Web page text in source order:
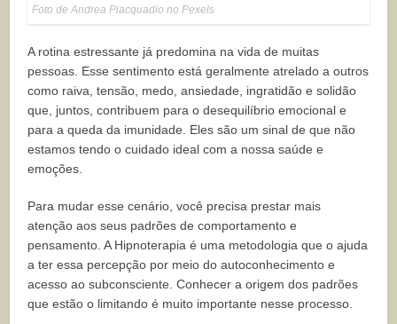
Foto de Andrea Piacquadio no Pexels
A rotina estressante já predomina na vida de muitas
pessoas. Esse sentimento está geralmente atrelado a outros
como raiva, tensão, medo, ansiedade, ingratidão e solidão
que, juntos, contribuem para o desequilíbrio emocional e
para a queda da imunidade. Eles são um sinal de que não
estamos tendo o cuidado ideal com a nossa saúde e
emoções.
Para mudar esse cenário, você precisa prestar mais
atenção aos seus padrões de comportamento e
pensamento. A Hipnoterapia é uma metodologia que o ajuda
a ter essa percepção por meio do autoconhecimento e
acesso ao subconsciente. Conhecer a origem dos padrões
que estão o limitando é muito importante nesse processo.